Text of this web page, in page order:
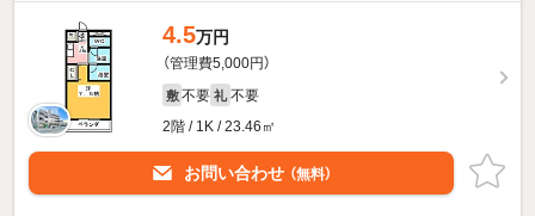
4.5万円
（管理費5,000円）
敷 不要 礼 不要
2階 / 1K / 23.46㎡
お問い合わせ （無料）